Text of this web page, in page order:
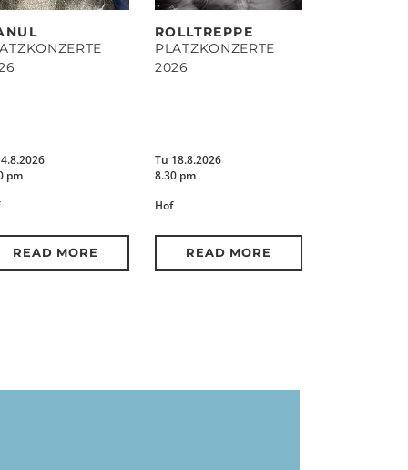
pm
READ MORE
ROLLTREPPE
PLATZKONZERTE
2026
Tu 18.8.2026
8.30 pm
Hof
READ MORE